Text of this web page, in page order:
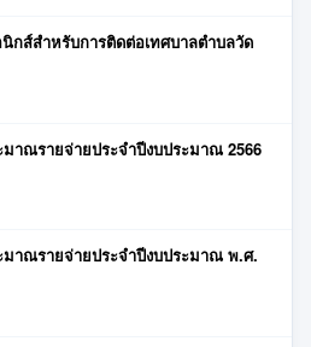
นิกส์สำหรับการติดต่อเทศบาลตำบลวัด
มาณรายจ่ายประจำปีงบประมาณ 2566
มาณรายจ่ายประจำปีงบประมาณ พ.ศ.